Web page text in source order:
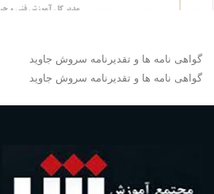
گواهی نامه ها و تقدیرنامه سروش جاوید
گواهی نامه ها و تقدیرنامه سروش جاوید